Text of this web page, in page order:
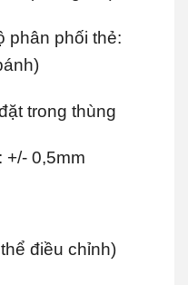
phân phối thẻ:
trong thùng
+/- 0,5mm
điều chỉnh)